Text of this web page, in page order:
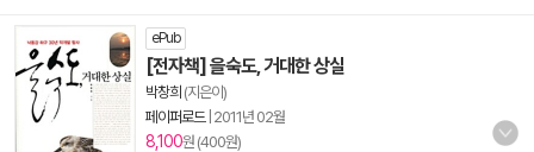
ePub
[전자책] 을숙도, 거대한 상실
박창희 (지은이)
페이퍼로드| 2011년 02월
8,100원 (400원)